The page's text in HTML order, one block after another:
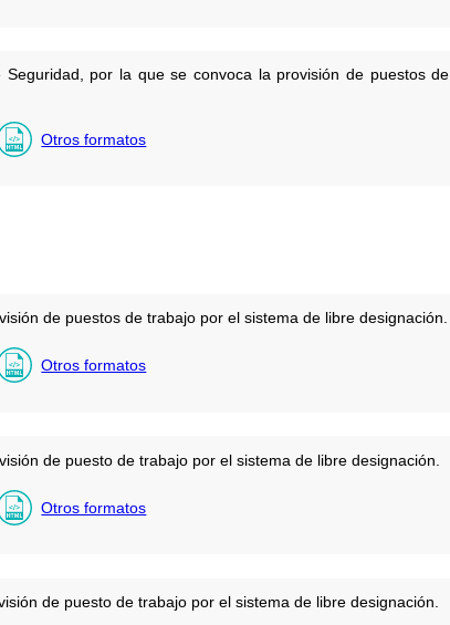
por la que se convoca la provisión de puestos de
Otros formatos
de puestos de trabajo por el sistema de libre designación.
Otros formatos
de puesto de trabajo por el sistema de libre designación.
Otros formatos
de puesto de trabajo por el sistema de libre designación.